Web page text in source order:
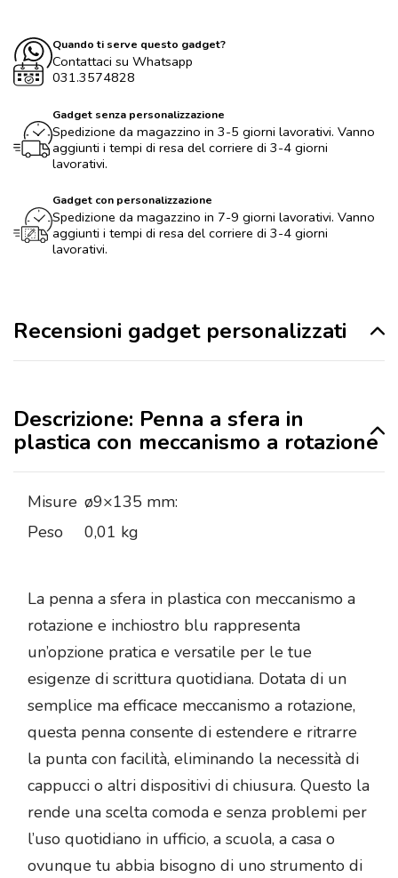
Quando ti serve questo gadget?
Contattaci su Whatsapp
031.3574828
Gadget senza personalizzazione
Spedizione da magazzino in 3-5 giorni lavorativi. Vanno
aggiunti i tempi di resa del corriere di 3-4 giorni
lavorativi.
Gadget con personalizzazione
Spedizione da magazzino in 7-9 giorni lavorativi. Vanno
aggiunti i tempi di resa del corriere di 3-4 giorni
lavorativi.
Recensioni gadget personalizzati
Descrizione: Penna a sfera in
plastica con meccanismo a rotazione
Misure ø9×135 mm:
Peso
0,01 kg
La penna a sfera in plastica con meccanismo a
rotazione e inchiostro blu rappresenta
un’opzione pratica e versatile per le tue
esigenze di scrittura quotidiana. Dotata di un
semplice ma efficace meccanismo a rotazione,
questa penna consente di estendere e ritrarre
la punta con facilità, eliminando la necessità di
cappucci o altri dispositivi di chiusura. Questo la
rende una scelta comoda e senza problemi per
l’uso quotidiano in ufficio, a scuola, a casa o
ovunque tu abbia bisogno di uno strumento di